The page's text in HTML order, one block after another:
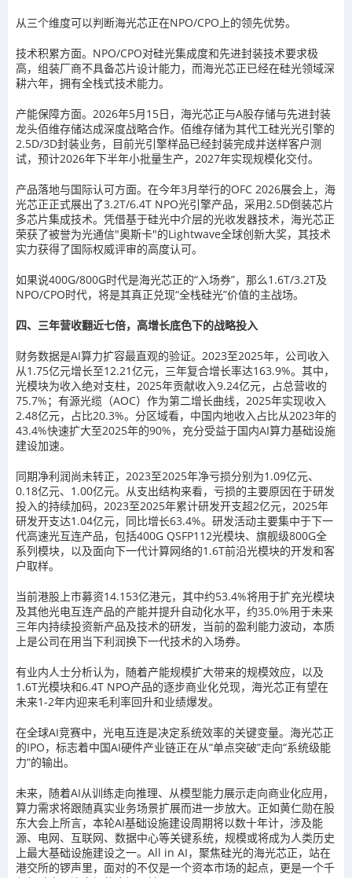
从三个维度可以判断海光芯正在NPO/CPO上的领先优势。
技术积累方面。NPO/CPO对硅光集成度和先进封装技术要求极
高，组装厂商不具备芯片设计能力，而海光芯正已经在硅光领域深
耕六年，拥有全栈式技术能力。
产能保障方面。2026年5月15日，海光芯正与A股存储与先进封装
龙头佰维存储达成深度战略合作。佰维存储为其代工硅光光引擎的
2.5D/3D封装业务，目前光引擎样品已经封装完成并送样客户测
试，预计2026年下半年小批量生产，2027年实现规模化交付。
产品落地与国际认可方面。在今年3月举行的OFC 2026展会上，海
光芯正正式展出了3.2T/6.4T NPO光引擎产品，采用2.5D倒装芯片
多芯片集成技术。凭借基于硅光中介层的光收发器技术，海光芯正
荣获了被誉为光通信"奥斯卡"的Lightwave全球创新大奖，其技术
实力获得了国际权威评审的高度认可。
如果说400G/800G时代是海光芯正的“入场券”，那么1.6T/3.2T及
NPO/CPO时代，将是其真正兑现“全栈硅光”价值的主战场。
四、三年营收翻近七倍，高增长底色下的战略投入
财务数据是AI算力扩容最直观的验证。2023至2025年，公司收入
从1.75亿元增长至12.21亿元，三年复合增长率达163.9%。其中，
光模块为收入绝对支柱，2025年贡献收入9.24亿元，占总营收的
75.7%；有源光缆（AOC）作为第二增长曲线，2025年实现收入
2.48亿元，占比20.3%。分区域看，中国内地收入占比从2023年的
43.4%快速扩大至2025年的90%，充分受益于国内AI算力基础设施
建设加速。
同期净利润尚未转正，2023至2025年净亏损分别为1.09亿元、
0.18亿元、1.00亿元。从支出结构来看，亏损的主要原因在于研发
投入的持续加码，2023至2025年累计研发开支超2亿元，2025年
研发开支达1.04亿元，同比增长63.4%。研发活动主要集中于下一
代高速光互连产品，包括400G QSFP112光模块、旗舰级800G全
系列模块，以及面向下一代计算网络的1.6T前沿光模块的开发和客
户取样。
当前港股上市募资14.153亿港元，其中约53.4%将用于扩充光模块
及其他光电互连产品的产能并提升自动化水平，约35.0%用于未来
三年内持续投资新产品及技术的研发，当前的盈利能力波动，本质
上是公司在用当下利润换下一代技术的入场券。
有业内人士分析认为，随着产能规模扩大带来的规模效应，以及
1.6T光模块和6.4T NPO产品的逐步商业化兑现，海光芯正有望在
未来1-2年内迎来毛利率回升和业绩爆发。
在全球AI竞赛中，光电互连是决定系统效率的关键变量。海光芯正
的IPO，标志着中国AI硬件产业链正在从“单点突破”走向“系统级能
力”的输出。
未来，随着AI从训练走向推理、从模型能力展示走向商业化应用，
算力需求将跟随真实业务场景扩展而进一步放大。正如黄仁勋在股
东大会上所言，本轮AI基础设施建设周期将以数十年计，涉及能
源、电网、互联网、数据中心等关键系统，规模或将成为人类历史
上最大基础设施建设之一。All in AI，聚焦硅光的海光芯正，站在
港交所的锣声里，面对的不仅是一个资本市场的起点，更是一个千